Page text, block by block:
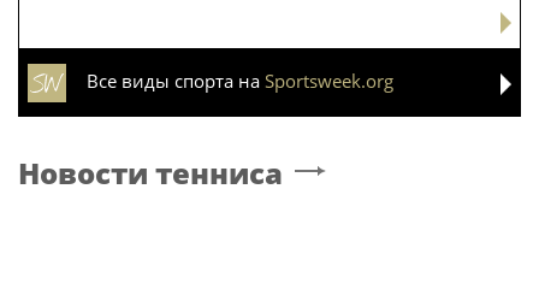
Все виды спорта на Sportsweek.org
Новости тенниса